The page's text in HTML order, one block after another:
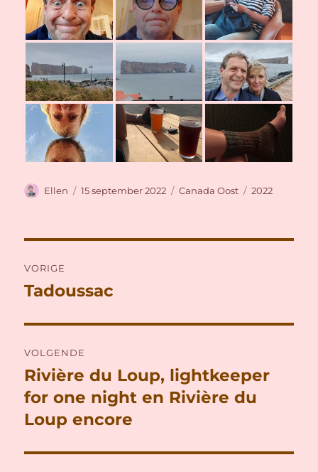
Auteur
Ellen
Geplaatst
15 september 2022 Categorieën
Canada Oost Tags
2022
navigatie
VORIGE
Vorig
Tadoussac
VOLGENDE
Volgend
bericht:
Rivière du Loup, lightkeeper
for one night en Rivière du
Loup encore